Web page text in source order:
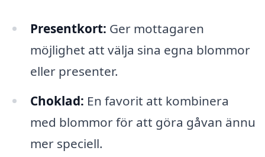
Presentkort: Ger mottagaren
möjlighet att välja sina egna blommor
eller presenter.
Choklad: En favorit att kombinera
med blommor för att göra gåvan ännu
mer speciell.